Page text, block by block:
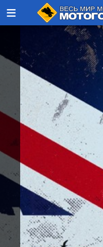
≡